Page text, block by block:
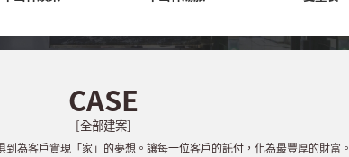
CASE
[全部建案]
為客戶實現「家」的夢想。讓每一位客戶的託付，化為最豐厚的財富。